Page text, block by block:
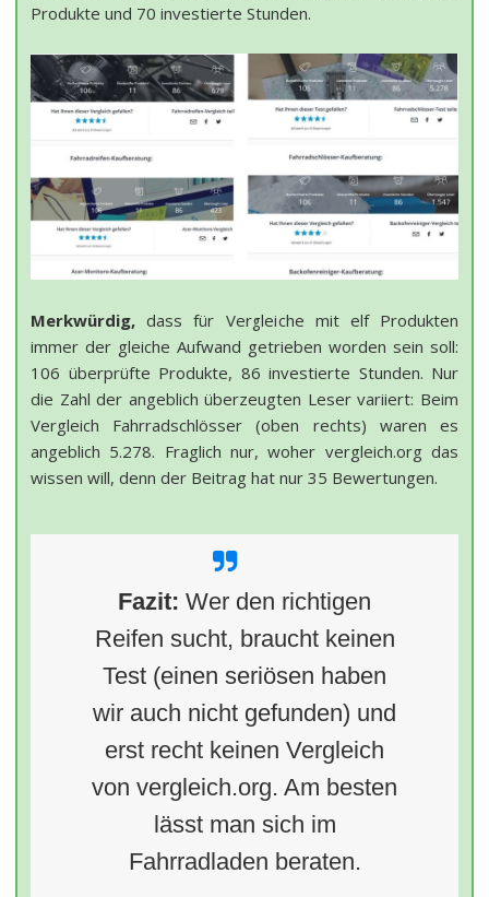
Produkte und 70 investierte Stunden.
Merkwürdig, dass für Vergleiche mit elf Produkten
immer der gleiche Aufwand getrieben worden sein soll:
106 überprüfte Produkte, 86 investierte Stunden. Nur
die Zahl der angeblich überzeugten Leser variiert: Beim
Vergleich Fahrradschlösser (oben rechts) waren es
angeblich 5.278. Fraglich nur, woher vergleich.org das
wissen will, denn der Beitrag hat nur 35 Bewertungen.
Fazit: Wer den richtigen
Reifen sucht, braucht keinen
Test (einen seriösen haben
wir auch nicht gefunden) und
erst recht keinen Vergleich
von vergleich.org. Am besten
lässt man sich im
Fahrradladen beraten.